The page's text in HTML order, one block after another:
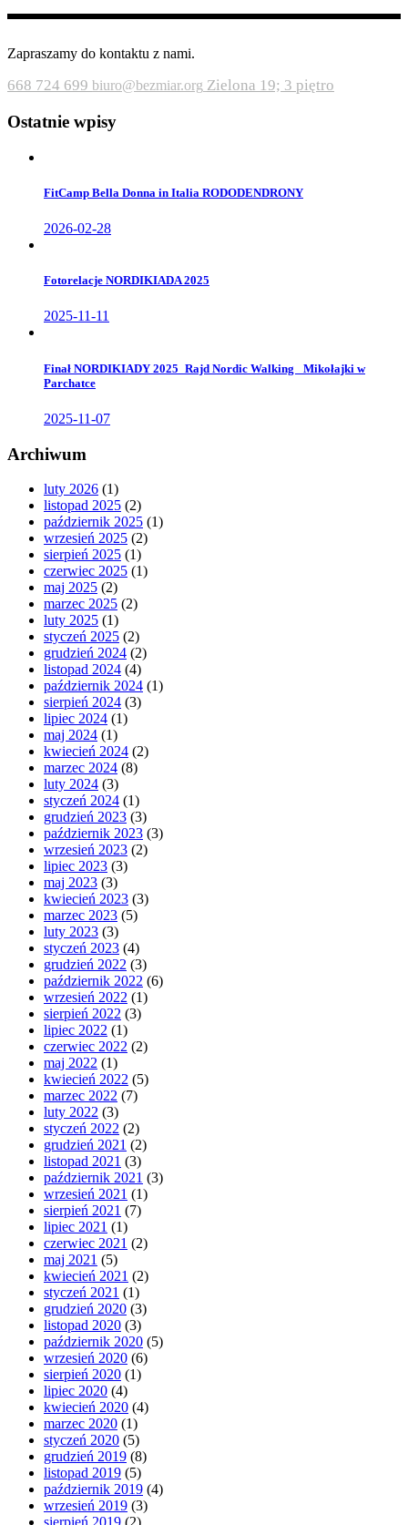
Zapraszamy do kontaktu z nami.
668 724 699 biuro@bezmiar.org Zielona 19; 3 piętro
Ostatnie wpisy
FitCamp Bella Donna in Italia RODODENDRONY
2026-02-28
Fotorelacje NORDIKIADA 2025
2025-11-11
Finał NORDIKIADY 2025_Rajd Nordic Walking _Mikołajki w
Parchatce
2025-11-07
Archiwum
luty 2026 (1)
listopad 2025 (2)
październik 2025 (1)
wrzesień 2025 (2)
sierpień 2025 (1)
czerwiec 2025 (1)
maj 2025 (2)
marzec 2025 (2)
luty 2025 (1)
styczeń 2025 (2)
grudzień 2024 (2)
listopad 2024 (4)
październik 2024 (1)
sierpień 2024 (3)
lipiec 2024 (1)
maj 2024 (1)
kwiecień 2024 (2)
marzec 2024 (8)
luty 2024 (3)
styczeń 2024 (1)
grudzień 2023 (3)
październik 2023 (3)
wrzesień 2023 (2)
lipiec 2023 (3)
maj 2023 (3)
kwiecień 2023 (3)
marzec 2023 (5)
luty 2023 (3)
styczeń 2023 (4)
grudzień 2022 (3)
październik 2022 (6)
wrzesień 2022 (1)
sierpień 2022 (3)
lipiec 2022 (1)
czerwiec 2022 (2)
maj 2022 (1)
kwiecień 2022 (5)
marzec 2022 (7)
luty 2022 (3)
styczeń 2022 (2)
grudzień 2021 (2)
listopad 2021 (3)
październik 2021 (3)
wrzesień 2021 (1)
sierpień 2021 (7)
lipiec 2021 (1)
czerwiec 2021 (2)
maj 2021 (5)
kwiecień 2021 (2)
styczeń 2021 (1)
grudzień 2020 (3)
listopad 2020 (3)
październik 2020 (5)
wrzesień 2020 (6)
sierpień 2020 (1)
lipiec 2020 (4)
kwiecień 2020 (4)
marzec 2020 (1)
styczeń 2020 (5)
grudzień 2019 (8)
listopad 2019 (5)
październik 2019 (4)
wrzesień 2019 (3)